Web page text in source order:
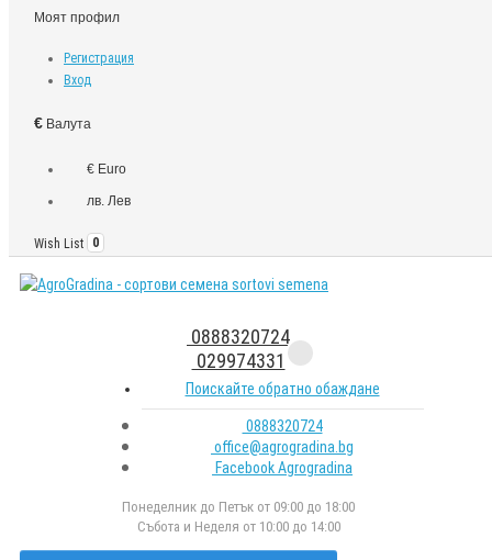
Моят профил
Регистрация
Вход
€ Валута
€ Euro
лв. Лев
Wish List 0
0888320724
029974331
Поискайте обратно обаждане
0888320724
office@agrogradina.bg
Facebook Agrogradina
Понеделник до Петък от 09:00 до 18:00
Събота и Неделя от 10:00 до 14:00